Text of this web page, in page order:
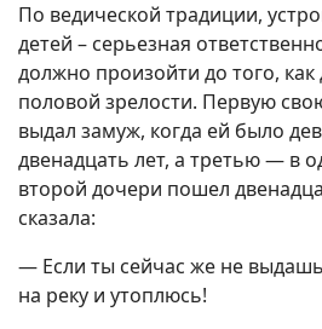
По ведической традиции,
детей – серьезная
должно произойти до того, как
половой зрелости. Первую
выдал замуж, когда ей было
двенадцать лет, а третью — в
второй дочери пошел
сказала:
— Если ты сейчас же не
на реку и утоплюсь!